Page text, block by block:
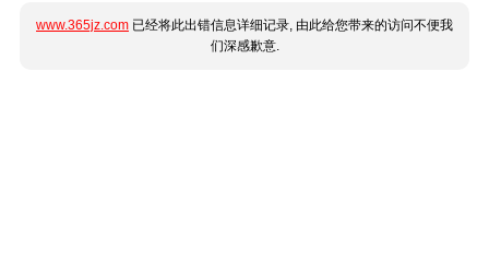
www.365jz.com 已经将此出错信息详细记录, 由此给您带来的访问不便我
们深感歉意.